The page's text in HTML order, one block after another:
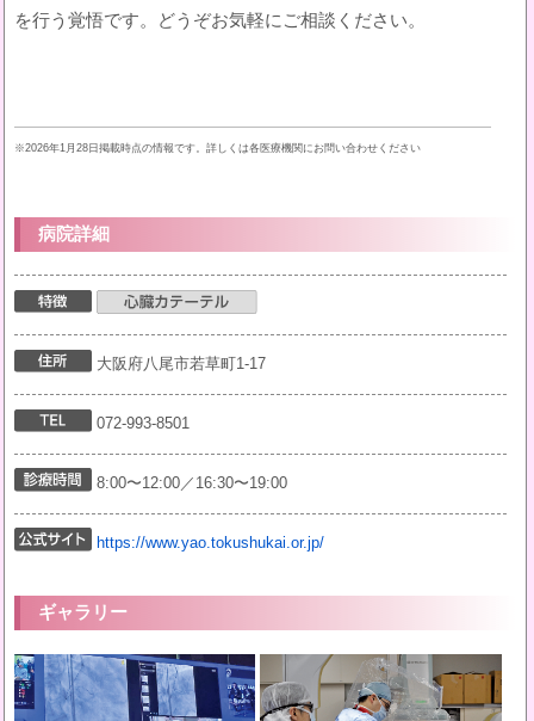
を行う覚悟です。どうぞお気軽にご相談ください。
※2026年1月28日掲載時点の情報です。詳しくは各医療機関にお問い合わせください
病院詳細
大阪府八尾市若草町1-17
072-993-8501
8:00〜12:00／16:30〜19:00
https://www.yao.tokushukai.or.jp/
ギャラリー